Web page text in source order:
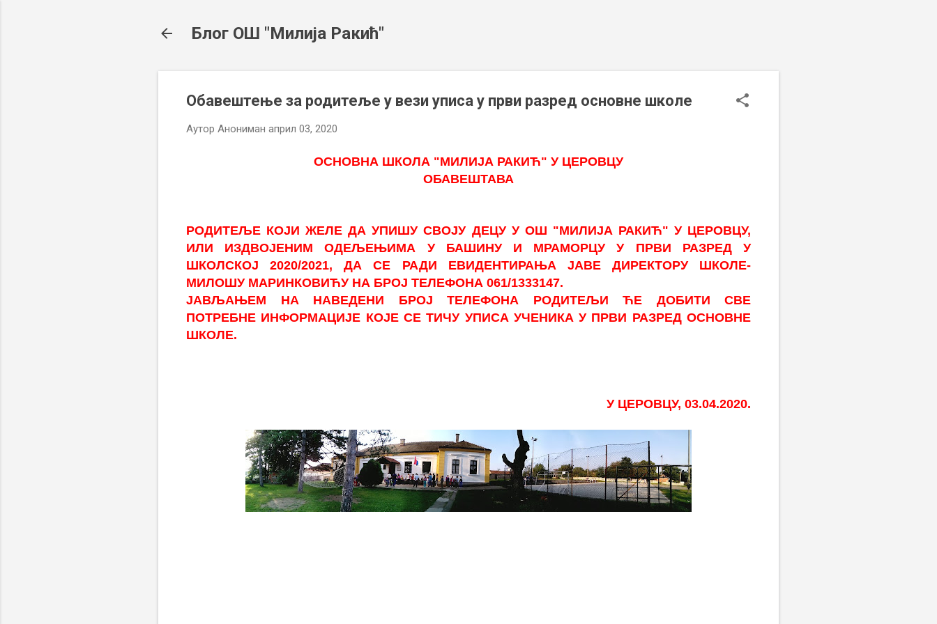
Блог ОШ "Милија Ракић"
Обавештење за родитеље у вези уписа у први разред основне школе
Аутор Анониман април 03, 2020
ОСНОВНА ШКОЛА "МИЛИЈА РАКИЋ" У ЦЕРОВЦУ
ОБАВЕШТАВА
РОДИТЕЉЕ КОЈИ ЖЕЛЕ ДА УПИШУ СВОЈУ ДЕЦУ У ОШ "МИЛИЈА РАКИЋ" У ЦЕРОВЦУ,
ИЛИ ИЗДВОЈЕНИМ ОДЕЉЕЊИМА У БАШИНУ И МРАМОРЦУ У ПРВИ РАЗРЕД У
ШКОЛСКОЈ2020/2021, ДА СЕ РАДИ ЕВИДЕНТИРАЊА ЈАВЕ ДИРЕКТОРУ ШКОЛЕ-
МИЛОШУ МАРИНКОВИЋУ НА БРОЈ ТЕЛЕФОНА 061/1333147.
ЈАВЉАЊЕМ НА НАВЕДЕНИ БРОЈ ТЕЛЕФОНА РОДИТЕЉИ ЋЕ ДОБИТИ СВЕ
ПОТРЕБНЕ ИНФОРМАЦИЈЕ КОЈЕ СЕ ТИЧУ УПИСА УЧЕНИКА У ПРВИ РАЗРЕД ОСНОВНЕ
ШКОЛЕ.
У ЦЕРОВЦУ, 03.04.2020.